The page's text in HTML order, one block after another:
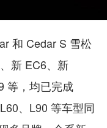
和 Cedar S 雪松
新 EC6、新
等，均已完成
、L90 等车型同